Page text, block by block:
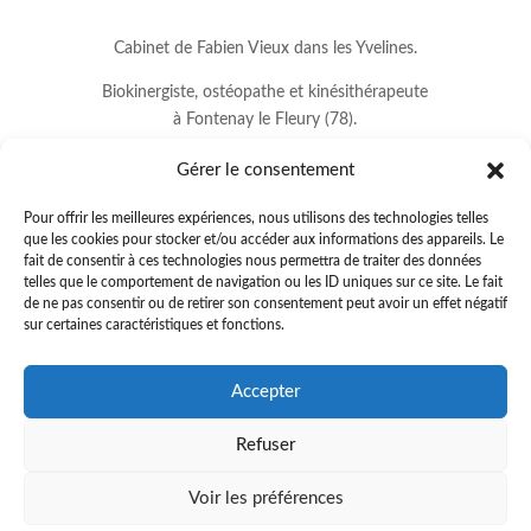
Gérer le consentement
Pour offrir les meilleures expériences, nous utilisons des technologies telles
que les cookies pour stocker et/ou accéder aux informations des appareils. Le
fait de consentir à ces technologies nous permettra de traiter des données
telles que le comportement de navigation ou les ID uniques sur ce site. Le fait
de ne pas consentir ou de retirer son consentement peut avoir un effet négatif
sur certaines caractéristiques et fonctions.
Accepter
Refuser
Voir les préférences
Cabinet de Fabien Vieux dans les Yvelines.
Biokinergiste, ostéopathe et kinésithérapeute
à Fontenay le Fleury (78).
78330 FONTENAY LE FLEURY
01.34.60.37.33